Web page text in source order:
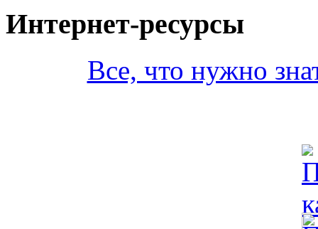
Интернет-ресурсы
Все, что нужно